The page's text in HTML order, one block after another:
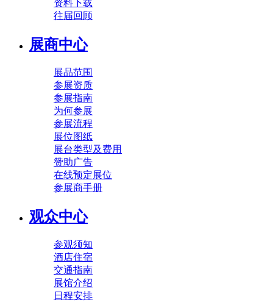
资料下载
往届回顾
展商中心
展品范围
参展资质
参展指南
为何参展
参展流程
展位图纸
展台类型及费用
赞助广告
在线预定展位
参展商手册
观众中心
参观须知
酒店住宿
交通指南
展馆介绍
日程安排